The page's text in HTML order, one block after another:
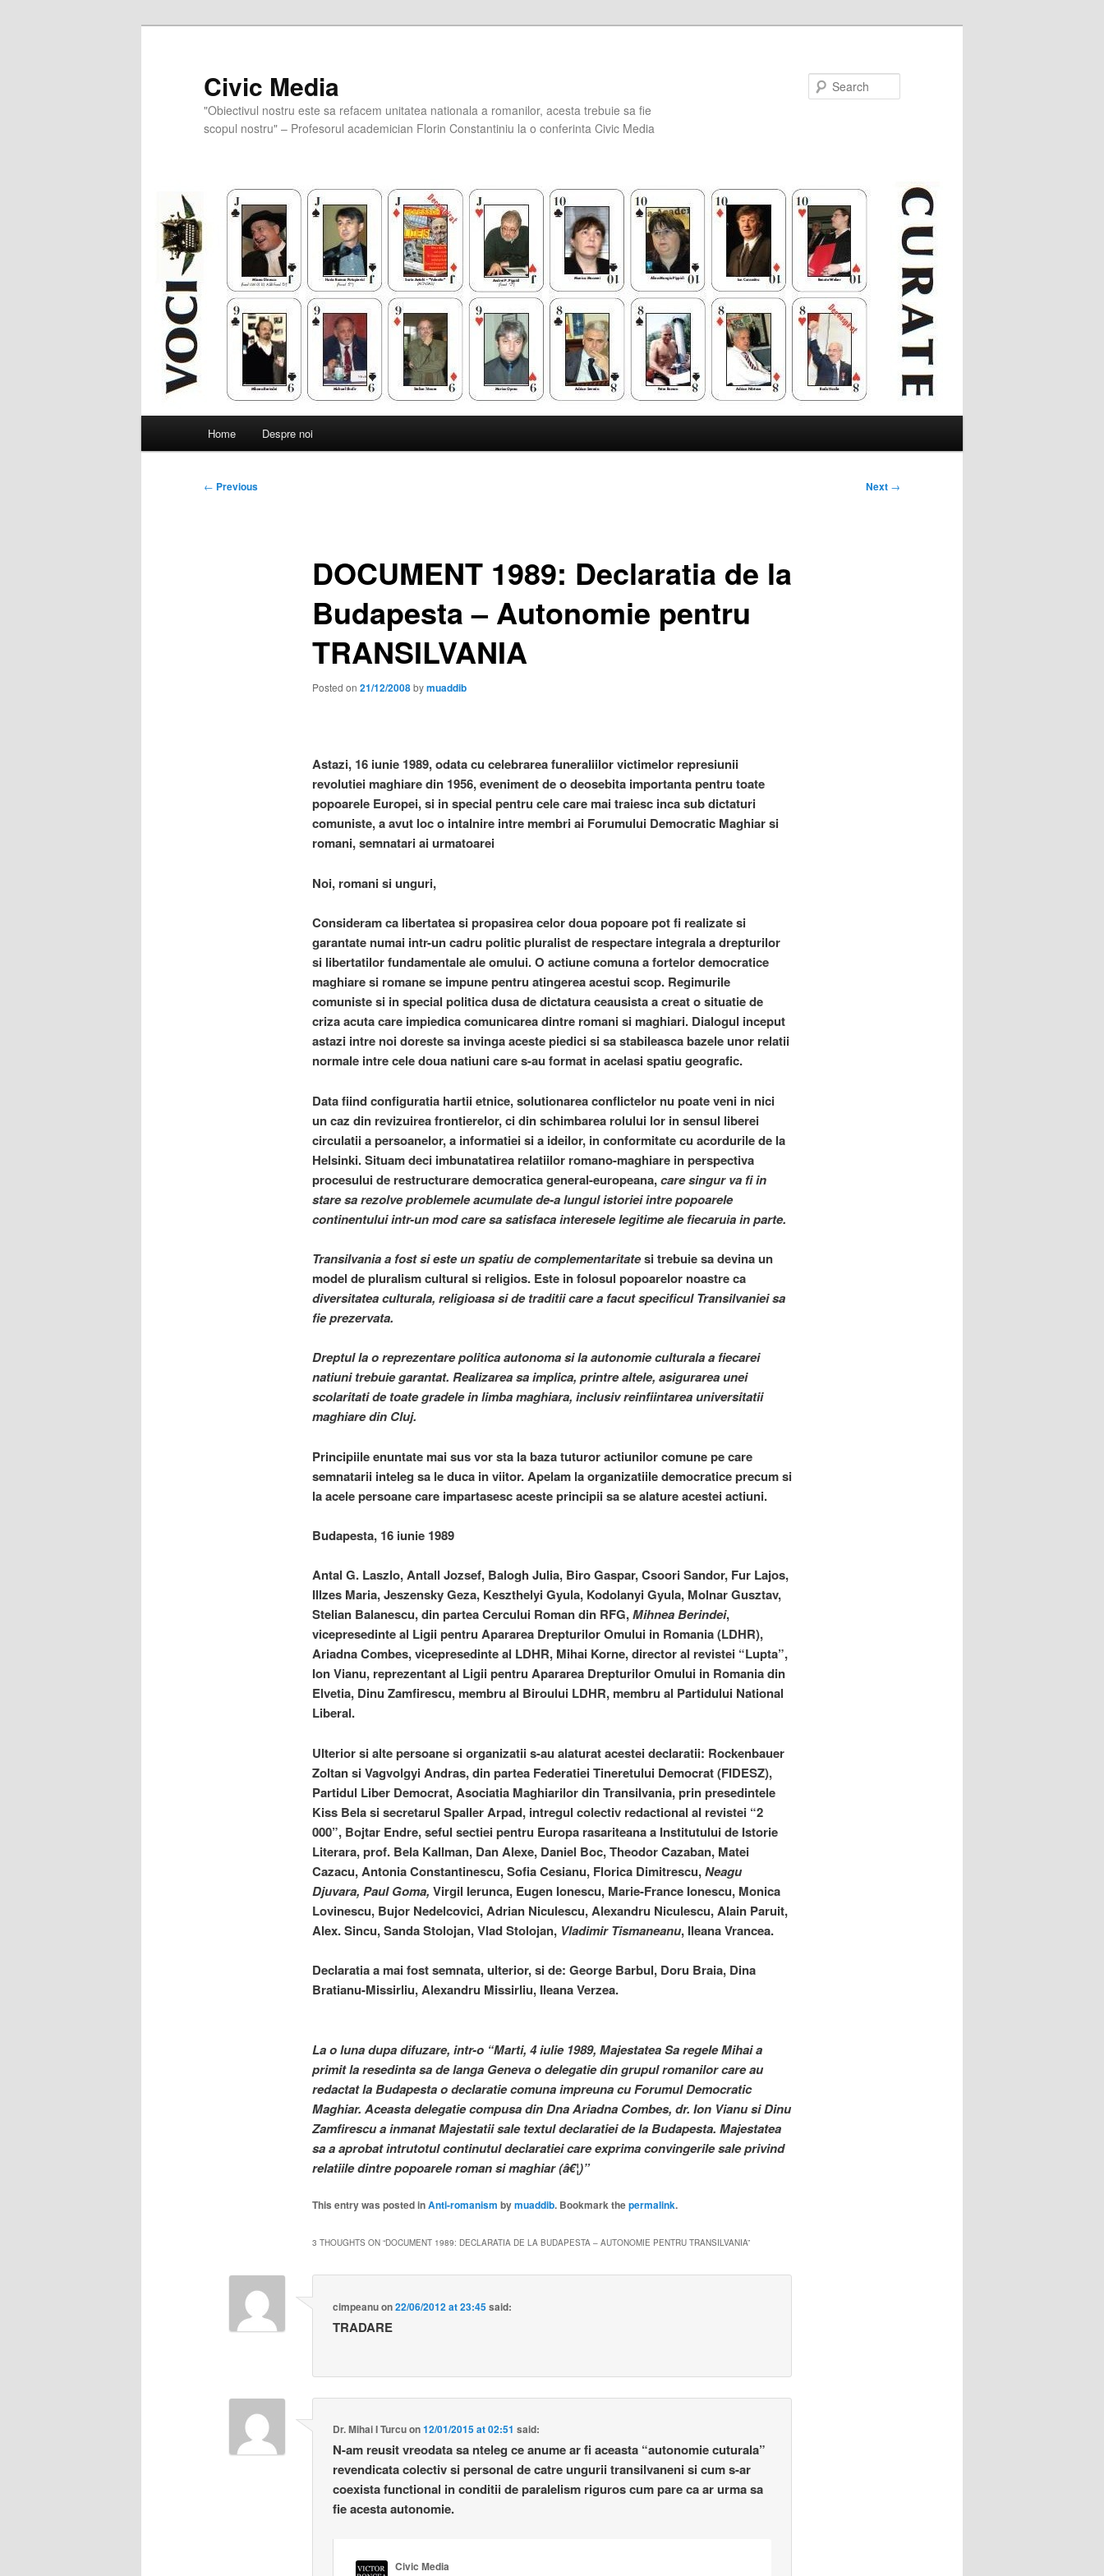
Civic Media
"Obiectivul nostru este sa refacem unitatea nationala a romanilor, acesta trebuie sa fie
scopul nostru" – Profesorul academician Florin Constantiniu la o conferinta Civic Media
Home Despre noi
Post
← Previous Next →
DOCUMENT 1989: Declaratia de la
Budapesta – Autonomie pentru
TRANSILVANIA
Posted on 21/12/2008bymuaddib
Astazi, 16 iunie 1989, odata cu celebrarea funeraliilor victimelor represiunii
revolutiei maghiare din 1956, eveniment de o deosebita importanta pentru toate
popoarele Europei, si in special pentru cele care mai traiesc inca sub dictaturi
comuniste, a avut loc o intalnire intre membri ai Forumului Democratic Maghiar si
romani, semnatari ai urmatoarei
Noi, romani si unguri,
Consideram ca libertatea si propasirea celor doua popoare pot fi realizate si
garantate numai intr-un cadru politic pluralist de respectare integrala a drepturilor
si libertatilor fundamentale ale omului. O actiune comuna a fortelor democratice
maghiare si romane se impune pentru atingerea acestui scop. Regimurile
comuniste si in special politica dusa de dictatura ceausista a creat o situatie de
criza acuta care impiedica comunicarea dintre romani si maghiari. Dialogul inceput
astazi intre noi doreste sa invinga aceste piedici si sa stabileasca bazele unor relatii
normale intre cele doua natiuni care s-au format in acelasi spatiu geografic.
Data fiind configuratia hartii etnice, solutionarea conflictelor nu poate veni in nici
un caz din revizuirea frontierelor, ci din schimbarea rolului lor in sensul liberei
circulatii a persoanelor, a informatiei si a ideilor, in conformitate cu acordurile de la
Helsinki. Situam deci imbunatatirea relatiilor romano-maghiare in perspectiva
procesului de restructurare democratica general-europeana,care singur va fi in
stare sa rezolve problemele acumulate de-a lungul istoriei intre popoarele
continentului intr-un mod care sa satisfaca interesele legitime ale fiecaruia in parte.
Transilvania a fost si este un spatiu de complementaritatesi trebuie sa devina un
model de pluralism cultural si religios. Este in folosul popoarelor noastre ca
diversitatea culturala, religioasa si de traditii care a facut specificul Transilvaniei sa
fie prezervata.
Dreptul la o reprezentare politica autonoma si la autonomie culturala a fiecarei
natiuni trebuie garantat. Realizarea sa implica, printre altele, asigurarea unei
scolaritati de toate gradele in limba maghiara, inclusiv reinfiintarea universitatii
maghiare din Cluj.
Principiile enuntate mai sus vor sta la baza tuturor actiunilor comune pe care
semnatarii inteleg sa le duca in viitor. Apelam la organizatiile democratice precum si
la acele persoane care impartasesc aceste principii sa se alature acestei actiuni.
Budapesta, 16 iunie 1989
Antal G. Laszlo, Antall Jozsef, Balogh Julia, Biro Gaspar, Csoori Sandor, Fur Lajos,
Illzes Maria, Jeszensky Geza, Keszthelyi Gyula, Kodolanyi Gyula, Molnar Gusztav,
Stelian Balanescu, din partea Cercului Roman din RFG,Mihnea Berindei,
vicepresedinte al Ligii pentru Apararea Drepturilor Omului in Romania (LDHR),
Ariadna Combes, vicepresedinte al LDHR, Mihai Korne, director al revistei “Lupta”,
Ion Vianu, reprezentant al Ligii pentru Apararea Drepturilor Omului in Romania din
Elvetia, Dinu Zamfirescu, membru al Biroului LDHR, membru al Partidului National
Liberal.
Ulterior si alte persoane si organizatii s-au alaturat acestei declaratii: Rockenbauer
Zoltan si Vagvolgyi Andras, din partea Federatiei Tineretului Democrat (FIDESZ),
Partidul Liber Democrat, Asociatia Maghiarilor din Transilvania, prin presedintele
Kiss Bela si secretarul Spaller Arpad, intregul colectiv redactional al revistei “2
000”, Bojtar Endre, seful sectiei pentru Europa rasariteana a Institutului de Istorie
Literara, prof. Bela Kallman, Dan Alexe, Daniel Boc, Theodor Cazaban, Matei
Cazacu, Antonia Constantinescu, Sofia Cesianu, Florica Dimitrescu,Neagu
Djuvara, Paul Goma, Virgil Ierunca, Eugen Ionescu, Marie-France Ionescu, Monica
Lovinescu, Bujor Nedelcovici, Adrian Niculescu, Alexandru Niculescu, Alain Paruit,
Alex. Sincu, Sanda Stolojan, Vlad Stolojan, Vladimir Tismaneanu, Ileana Vrancea.
Declaratia a mai fost semnata, ulterior, si de: George Barbul, Doru Braia, Dina
Bratianu-Missirliu, Alexandru Missirliu, Ileana Verzea.
La o luna dupa difuzare, intr-o “Marti, 4 iulie 1989, Majestatea Sa regele Mihai a
primit la resedinta sa de langa Geneva o delegatie din grupul romanilor care au
redactat la Budapesta o declaratie comuna impreuna cu Forumul Democratic
Maghiar. Aceasta delegatie compusa din Dna Ariadna Combes, dr. Ion Vianu si Dinu
Zamfirescu a inmanat Majestatii sale textul declaratiei de la Budapesta. Majestatea
sa a aprobat intrutotul continutul declaratiei care exprima convingerile sale privind
relatiile dintre popoarele roman si maghiar (â€¦)”
This entry was posted inAnti-romanism bymuaddib. Bookmark thepermalink.
3 THOUGHTS ON “DOCUMENT 1989: DECLARATIA DE LA BUDAPESTA – AUTONOMIE PENTRU TRANSILVANIA”
cimpeanuon22/06/2012 at 23:45said:
TRADARE
Dr. Mihai I Turcuon12/01/2015 at 02:51 said:
N-am reusit vreodata sa nteleg ce anume ar fi aceasta “autonomie cuturala”
revendicata colectiv si personal de catre ungurii transilvaneni si cum s-ar
coexista functional in conditii de paralelism riguros cum pare ca ar urma sa
fie acesta autonomie.
Civic Media